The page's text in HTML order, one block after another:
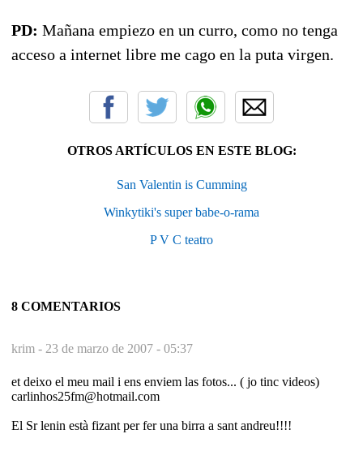
PD: Mañana empiezo en un curro, como no tenga
acceso a internet libre me cago en la puta virgen.
OTROS ARTÍCULOS EN ESTE BLOG:
San Valentin is Cumming
Winkytiki's super babe-o-rama
P V C teatro
8 COMENTARIOS
krim - 23 de marzo de 2007 - 05:37
et deixo el meu mail i ens enviem las fotos... ( jo tinc videos)
carlinhos25fm@hotmail.com
El Sr lenin està fizant per fer una birra a sant andreu!!!!